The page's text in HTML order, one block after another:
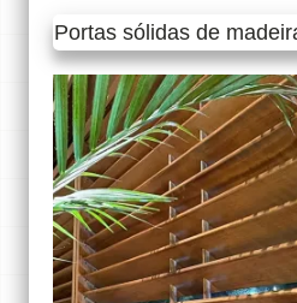
Portas sólidas de